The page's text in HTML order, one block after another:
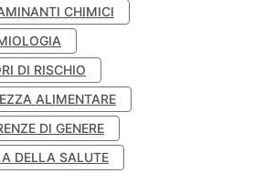
CHIMICI
DI RISCHIO
ALIMENTARE
DI GENERE
DELLA SALUTE